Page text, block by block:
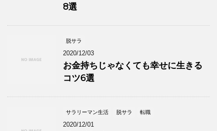
8選
脱サラ
2020/12/03
お金持ちじゃなくても幸せに生きる
コツ6選
サラリーマン生活 脱サラ 転職
2020/12/01